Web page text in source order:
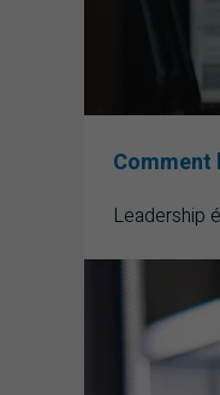
Comment
Leadership